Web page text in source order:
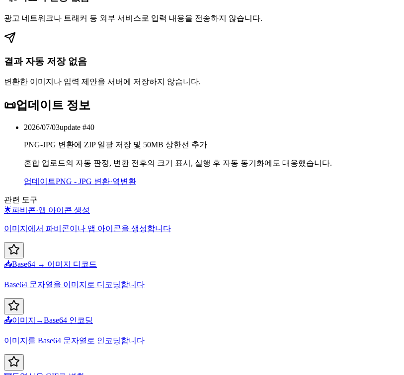
광고 네트워크나 트래커 등 외부 서비스로 입력 내용을 전송하지 않습니다.
결과 자동 저장 없음
변환한 이미지나 입력 제안을 서버에 저장하지 않습니다.
📜업데이트 정보
2026/07/03update #40
PNG-JPG 변환에 ZIP 일괄 저장 및 50MB 상한선 추가
혼합 업로드의 자동 판정, 변환 전후의 크기 표시, 실행 후 자동 동기화에도 대응했습니다.
업데이트PNG - JPG 변환·역변환
관련 도구
🌟파비콘·앱 아이콘 생성
이미지에서 파비콘이나 앱 아이콘을 생성합니다
📥Base64 → 이미지 디코드
Base64 문자열을 이미지로 디코딩합니다
📤이미지→Base64 인코딩
이미지를 Base64 문자열로 인코딩합니다